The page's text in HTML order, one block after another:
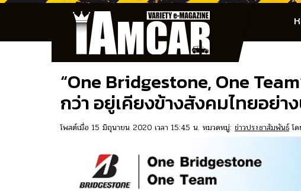
“One Bridgestone, One
กว่า อยู่เคียงข้างสังคมไทยอย่
โพสต์เมื่อ 15 มิถุนายน 2020 เวลา 15:45 น. หมวดหมู่: ข่าวประชาสัมพันธ์โด